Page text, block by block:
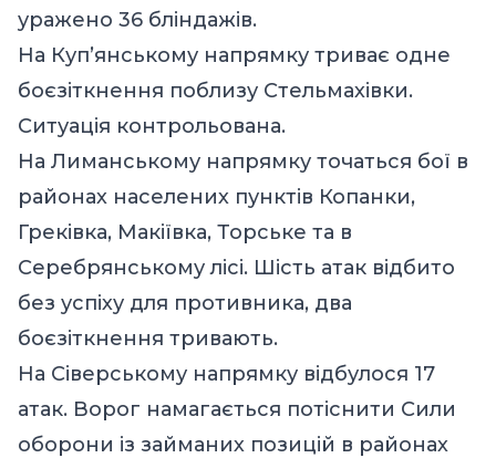
уражено 36 бліндажів.
На Куп’янському напрямку триває одне
боєзіткнення поблизу Стельмахівки.
Ситуація контрольована.
На Лиманському напрямку точаться бої в
районах населених пунктів Копанки,
Греківка, Макіївка, Торське та в
Серебрянському лісі. Шість атак відбито
без успіху для противника, два
боєзіткнення тривають.
На Сіверському напрямку відбулося 17
атак. Ворог намагається потіснити Сили
оборони із займаних позицій в районах